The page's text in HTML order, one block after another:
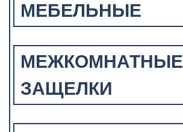
МЕБЕЛЬНЫЕ
МЕЖКОМНАТНЫЕ
ЗАЩЕЛКИ